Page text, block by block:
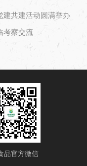
建共建活动圆满举办
考察交流
品官方微信